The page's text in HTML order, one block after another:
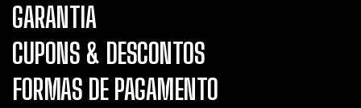
GARANTIA
CUPONS & DESCONTOS
FORMAS DE PAGAMENTO